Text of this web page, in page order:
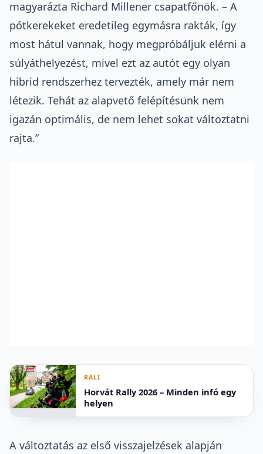
magyarázta Richard Millener csapatfőnök. – A
pótkerekeket eredetileg egymásra rakták, így
most hátul vannak, hogy megpróbáljuk elérni a
súlyáthelyezést, mivel ezt az autót egy olyan
hibrid rendszerhez tervezték, amely már nem
létezik. Tehát az alapvető felépítésünk nem
igazán optimális, de nem lehet sokat változtatni
rajta.”
RALI
Horvát Rally 2026 – Minden infó egy
helyen
A változtatás az első visszajelzések alapján